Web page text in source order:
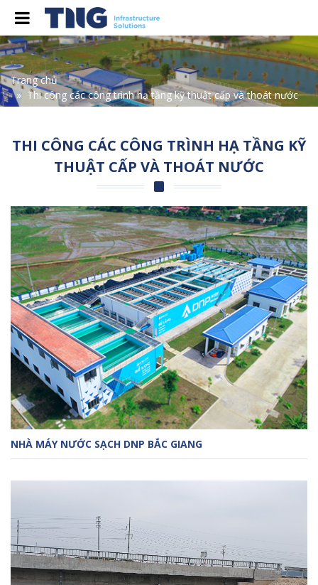
Trang chủ
Thi công các công trình hạ tầng kỹ thuật cấp và thoát nước
THI CÔNG CÁC CÔNG TRÌNH HẠ TẦNG KỸ
THUẬT CẤP VÀ THOÁT NƯỚC
NHÀ MÁY NƯỚC SẠCH DNP BẮC GIANG